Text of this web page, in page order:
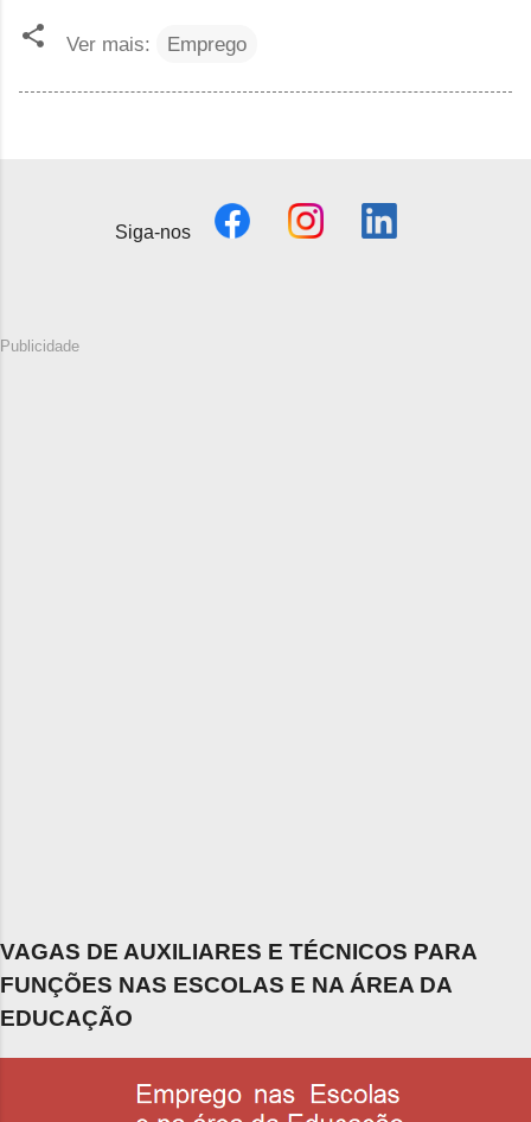
Ver mais: Emprego
Siga-nos
Publicidade
VAGAS DE AUXILIARES E TÉCNICOS PARA
FUNÇÕES NAS ESCOLAS E NA ÁREA DA
EDUCAÇÃO